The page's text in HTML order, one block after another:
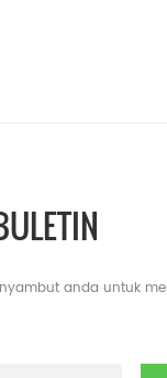
anda untuk